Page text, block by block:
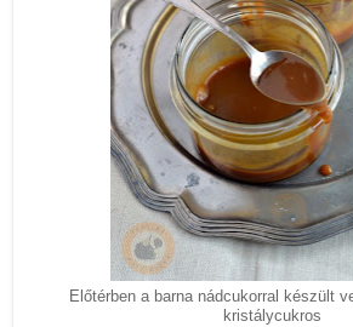
Előtérben a barna nádcukorral készült
kristálycukros